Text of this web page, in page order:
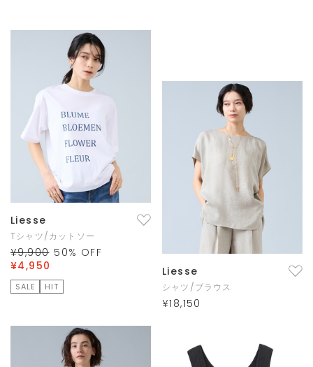
Liesse
Tシャツ/カットソー
¥9,900 50% OFF
¥4,950
SALE HIT
Liesse
シャツ/ブラウス
¥18,150